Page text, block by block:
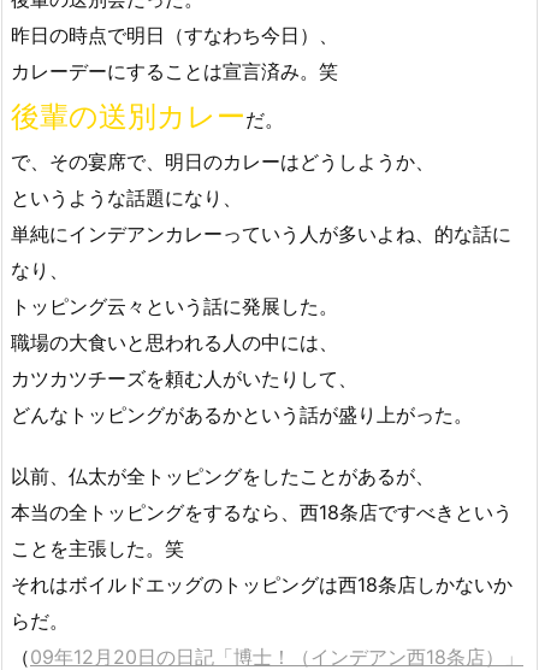
昨日の時点で明日（すなわち今日）、
カレーデーにすることは宣言済み。笑
後輩の送別カレーだ。
で、その宴席で、明日のカレーはどうしようか、
というような話題になり、
単純にインデアンカレーっていう人が多いよね、的な話に
なり、
トッピング云々という話に発展した。
職場の大食いと思われる人の中には、
カツカツチーズを頼む人がいたりして、
どんなトッピングがあるかという話が盛り上がった。
以前、仏太が全トッピングをしたことがあるが、
本当の全トッピングをするなら、西18条店ですべきという
ことを主張した。笑
それはボイルドエッグのトッピングは西18条店しかないか
らだ。
（09年12月20日の日記「博士！（インデアン西18条店）」